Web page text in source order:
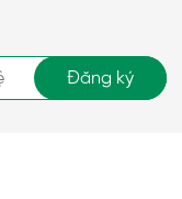
Đăng ký